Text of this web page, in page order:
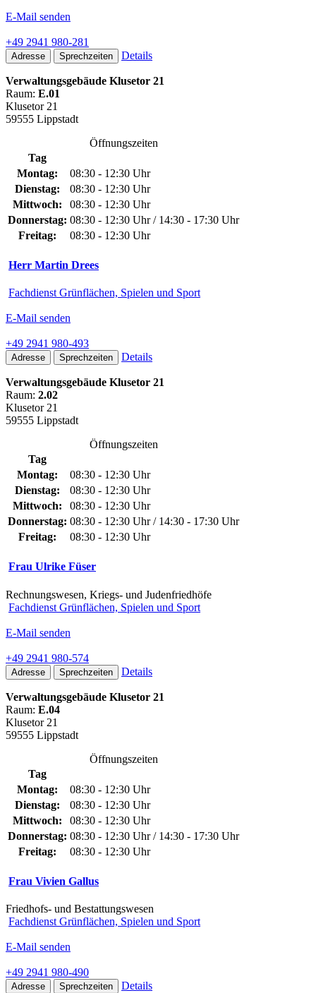
E-Mail senden
+49 2941 980-281
Adresse Sprechzeiten Details
Verwaltungsgebäude Klusetor 21
Raum: E.01
Klusetor 21
59555 Lippstadt
Öffnungszeiten
Tag
Montag:
08:30 - 12:30 Uhr
Dienstag:
08:30 - 12:30 Uhr
Mittwoch:
08:30 - 12:30 Uhr
Donnerstag: 08:30 - 12:30 Uhr / 14:30 - 17:30 Uhr
Freitag:
08:30 - 12:30 Uhr
Herr Martin Drees
Fachdienst Grünflächen, Spielen und Sport
E-Mail senden
+49 2941 980-493
Adresse Sprechzeiten Details
Verwaltungsgebäude Klusetor 21
Raum: 2.02
Klusetor 21
59555 Lippstadt
Öffnungszeiten
Tag
Montag:
08:30 - 12:30 Uhr
Dienstag:
08:30 - 12:30 Uhr
Mittwoch:
08:30 - 12:30 Uhr
Donnerstag: 08:30 - 12:30 Uhr / 14:30 - 17:30 Uhr
Freitag:
08:30 - 12:30 Uhr
Frau Ulrike Füser
Rechnungswesen, Kriegs- und Judenfriedhöfe
Fachdienst Grünflächen, Spielen und Sport
E-Mail senden
+49 2941 980-574
Adresse Sprechzeiten Details
Verwaltungsgebäude Klusetor 21
Raum: E.04
Klusetor 21
59555 Lippstadt
Öffnungszeiten
Tag
Montag:
08:30 - 12:30 Uhr
Dienstag:
08:30 - 12:30 Uhr
Mittwoch:
08:30 - 12:30 Uhr
Donnerstag: 08:30 - 12:30 Uhr / 14:30 - 17:30 Uhr
Freitag:
08:30 - 12:30 Uhr
Frau Vivien Gallus
Friedhofs- und Bestattungswesen
Fachdienst Grünflächen, Spielen und Sport
E-Mail senden
+49 2941 980-490
Adresse Sprechzeiten Details